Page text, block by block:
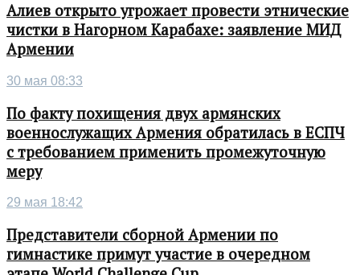
Алиев открыто угрожает провести этнические
чистки в Нагорном Карабахе: заявление МИД
Армении
30 мая 08:33
По факту похищения двух армянских
военнослужащих Армения обратилась в ЕСПЧ
с требованием применить промежуточную
меру
29 мая 18:42
Представители сборной Армении по
гимнастике примут участие в очередном